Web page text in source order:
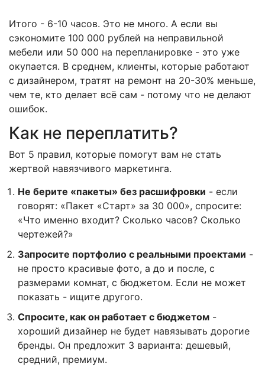
Итого - 6-10 часов. Это не много. А если вы
сэкономите 100 000 рублей на неправильной
мебели или 50 000 на перепланировке - это уже
окупается. В среднем, клиенты, которые работают
с дизайнером, тратят на ремонт на 20-30% меньше,
чем те, кто делает всё сам - потому что не делают
ошибок.
Как не переплатить?
Вот 5 правил, которые помогут вам не стать
жертвой навязчивого маркетинга.
Не берите «пакеты» без расшифровки - если
говорят: «Пакет «Старт» за 30 000», спросите:
«Что именно входит? Сколько часов? Сколько
чертежей?»
Запросите портфолио с реальными проектами -
не просто красивые фото, а до и после, с
размерами комнат, с бюджетом. Если не может
показать - ищите другого.
Спросите, как он работает с бюджетом -
хороший дизайнер не будет навязывать дорогие
бренды. Он предложит 3 варианта: дешевый,
средний, премиум.